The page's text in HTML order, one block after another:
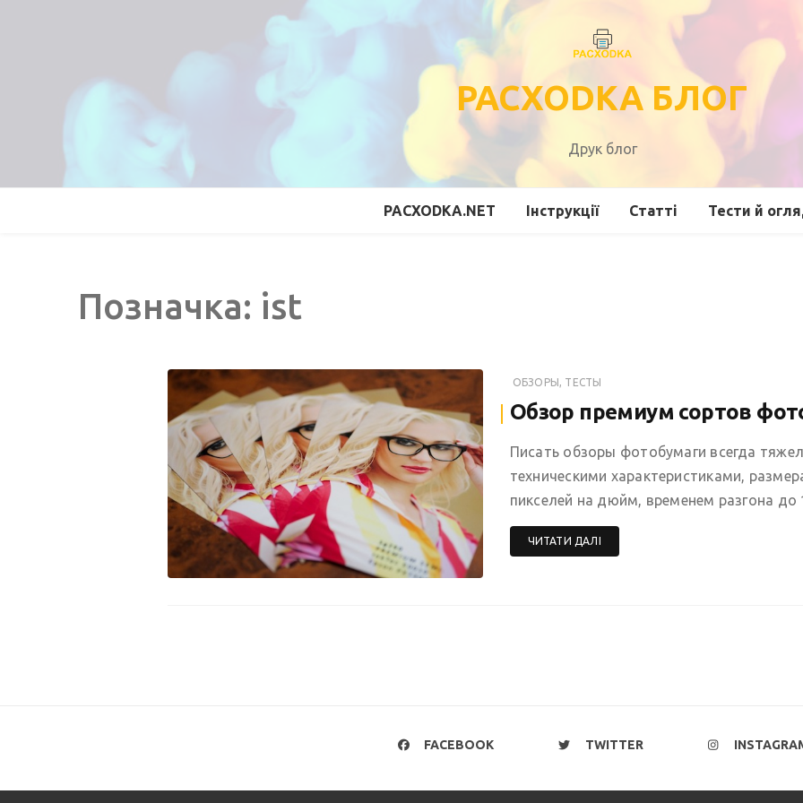
PACXODKA БЛОГ
Друк блог
PACXODKA.NET Інструкції Статті Тести й
Позначка: ist
ОБЗОРЫ, ТЕСТЫ
Обзор премиум сортов
Писать обзоры фотобумаги всегда
техническими характеристиками,
пикселей на дюйм, временем разгона
ЧИТАТИ ДАЛІ
FACEBOOK TWITTER